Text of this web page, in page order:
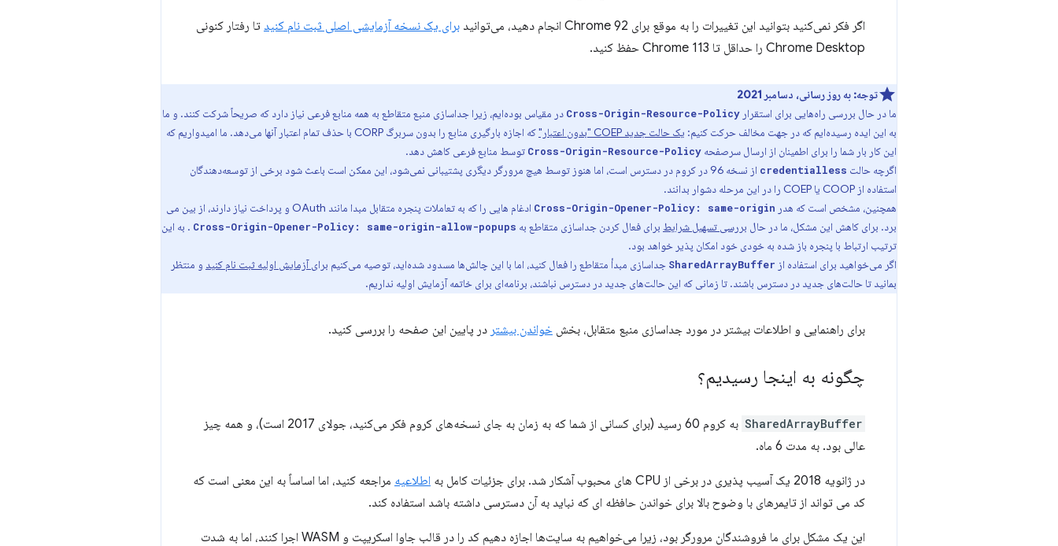
اگر فکر نمی‌کنید بتوانید این تغییرات را به موقع برای Chrome 92 انجام دهید، می‌توانید برای یک نسخه آزمایشی اصلی ثبت نام کنید تا رفتار کنونی
Chrome Desktop را حداقل تا Chrome 113 حفظ کنید.
توجه: به روز رسانی، دسامبر 2021
ما در حال بررسی راه‌هایی برای استقرار Cross-Origin-Resource-Policy در مقیاس بوده‌ایم، زیرا جداسازی منبع متقاطع به همه منابع فرعی نیاز دارد که صریحاً شرکت کنند. و ما
به این ایده رسیده‌ایم که در جهت مخالف حرکت کنیم: یک حالت جدید COEP "بدون اعتبار"
که اجازه بارگیری منابع را بدون سربرگ CORP با حذف تمام اعتبار آنها می‌دهد. ما امیدواریم که
این کار بار شما را برای اطمینان از ارسال سرصفحه Cross-Origin-Resource-Policy توسط منابع فرعی کاهش دهد.
اگرچه حالت credentialless
از نسخه 96 در کروم در دسترس است، اما هنوز توسط هیچ مرورگر دیگری پشتیبانی نمی‌شود، این ممکن است باعث شود برخی از توسعه‌دهندگان
استفاده از COOP یا COEP را در این مرحله دشوار بدانند.
همچنین، مشخص است که هدر Cross-Origin-Opener-Policy: same-origin
ادغام هایی را که به تعاملات پنجره متقابل مبدا مانند OAuth و پرداخت نیاز دارند، از بین می
برد. برای کاهش این مشکل، ما در حال بررسی تسهیل شرایط برای فعال کردن جداسازی متقاطع به Cross-Origin-Opener-Policy: same-origin-allow-popups . به این
ترتیب ارتباط با پنجره باز شده به خودی خود امکان پذیر خواهد بود.
اگر می‌خواهید برای استفاده از SharedArrayBuffer جداسازی مبدأ متقاطع را فعال کنید، اما با این چالش‌ها مسدود شده‌اید، توصیه می‌کنیم برای آزمایش اولیه ثبت نام کنید و منتظر
بمانید تا حالت‌های جدید در دسترس باشند. تا زمانی که این حالت‌های جدید در دسترس نباشند، برنامه‌ای برای خاتمه آزمایش اولیه نداریم.
برای راهنمایی و اطلاعات بیشتر در مورد جداسازی منبع متقابل، بخش خواندن بیشتر در پایین این صفحه را بررسی کنید.
چگونه به اینجا رسیدیم؟
SharedArrayBuffer
به کروم 60 رسید (برای کسانی از شما که به زمان به جای نسخه‌های کروم فکر می‌کنید، جولای 2017 است)، و همه چیز
عالی بود. به مدت 6 ماه.
در ژانویه 2018 یک آسیب پذیری در برخی از CPU های محبوب آشکار شد. برای جزئیات کامل به اطلاعیه مراجعه کنید، اما اساساً به این معنی است که
کد می تواند از تایمرهای با وضوح بالا برای خواندن حافظه ای که نباید به آن دسترسی داشته باشد استفاده کند.
این یک مشکل برای ما فروشندگان مرورگر بود، زیرا می‌خواهیم به سایت‌ها اجازه دهیم کد را در قالب جاوا اسکریپت و WASM اجرا کنند، اما به شدت